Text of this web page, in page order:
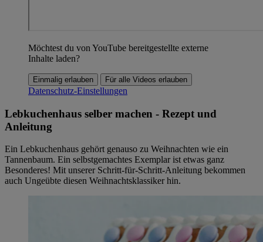
Möchtest du von YouTube bereitgestellte externe
Inhalte laden?
Einmalig erlauben Für alle Videos erlauben
Datenschutz-Einstellungen
Lebkuchenhaus selber machen - Rezept und
Anleitung
Ein Lebkuchenhaus gehört genauso zu Weihnachten wie ein
Tannenbaum. Ein selbstgemachtes Exemplar ist etwas ganz
Besonderes! Mit unserer Schritt-für-Schritt-Anleitung bekommen
auch Ungeübte diesen Weihnachtsklassiker hin.